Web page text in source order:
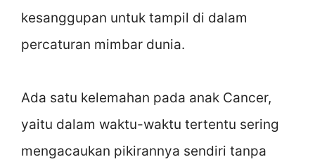
kesanggupan untuk tampil di dalam
percaturan mimbar dunia.
Ada satu kelemahan pada anak Cancer,
yaitu dalam waktu-waktu tertentu sering
mengacaukan pikirannya sendiri tanpa